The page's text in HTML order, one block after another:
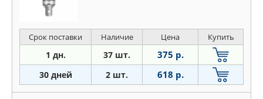
Срок поставки Наличие Цена Купить
1 дн. 37 шт. 375 р.
30 дней 2 шт. 618 р.